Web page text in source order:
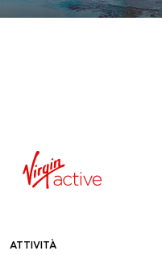
ATTIVITÀ